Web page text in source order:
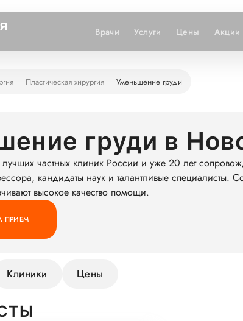
Врачи Услуги Цены Акции
Пластическая хирургия Уменьшение груди
груди в
частных клиник России и уже 20 лет
кандидаты наук и талантливые специалисты.
высокое качество помощи.
ПРИЕМ
Клиники Цены